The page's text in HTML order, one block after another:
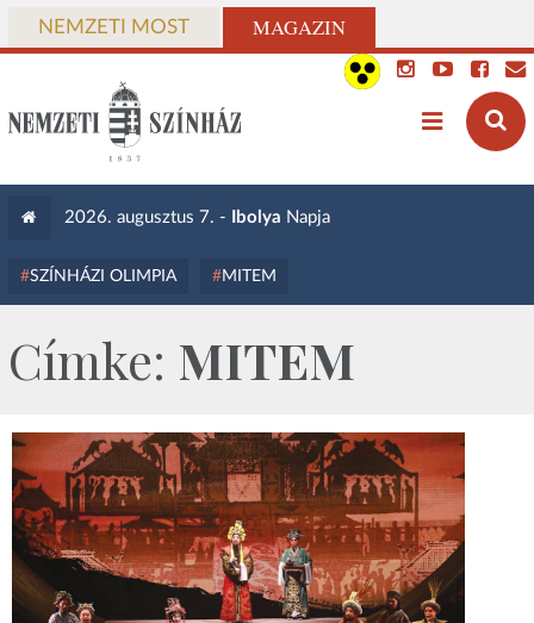
NEMZETI MOST MAGAZIN
2026. augusztus 7. - Ibolya Napja
SZÍNHÁZI OLIMPIA MITEM
Címke: MITEM